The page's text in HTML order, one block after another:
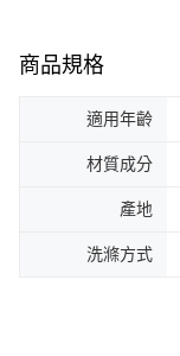
商品規格
適用年齡
材質成分
產地
洗滌方式